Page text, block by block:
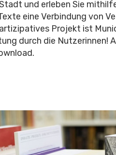
und erleben Sie
eine Verbindung von
Projekt ist
durch die Nutzerinnen!